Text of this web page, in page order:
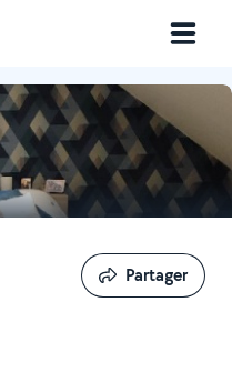
Partager
Partager